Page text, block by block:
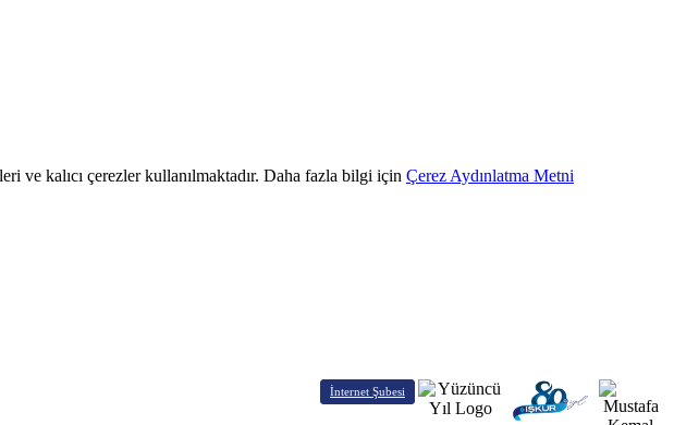
ve kalıcı çerezler kullanılmaktadır. Daha fazla bilgi için Çerez Aydınlatma Metni
İnternet Şubesi